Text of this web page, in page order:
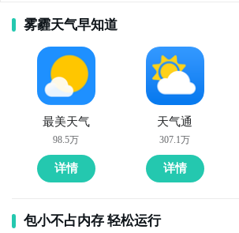
的思维能力和智力发展。
10. 《亲子音乐派对》：这个APP为家
乐活动和游戏，包括唱歌、舞蹈和乐
和孩子们一起享受音乐的乐趣，并培
雾霾天气早知道
最美天气
98.5万
详情
天气通
307.1万
详情
包小不占内存 轻松运行